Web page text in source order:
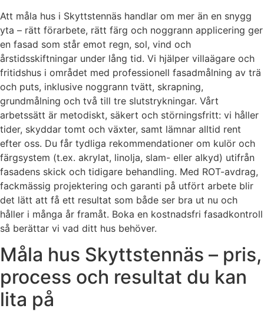
Att måla hus i Skyttstennäs handlar om mer än en snygg
yta – rätt förarbete, rätt färg och noggrann applicering ger
en fasad som står emot regn, sol, vind och
årstidsskiftningar under lång tid. Vi hjälper villaägare och
fritidshus i området med professionell fasadmålning av trä
och puts, inklusive noggrann tvätt, skrapning,
grundmålning och två till tre slutstrykningar. Vårt
arbetssätt är metodiskt, säkert och störningsfritt: vi håller
tider, skyddar tomt och växter, samt lämnar alltid rent
efter oss. Du får tydliga rekommendationer om kulör och
färgsystem (t.ex. akrylat, linolja, slam- eller alkyd) utifrån
fasadens skick och tidigare behandling. Med ROT-avdrag,
fackmässig projektering och garanti på utfört arbete blir
det lätt att få ett resultat som både ser bra ut nu och
håller i många år framåt. Boka en kostnadsfri fasadkontroll
så berättar vi vad ditt hus behöver.
Måla hus Skyttstennäs – pris,
process och resultat du kan
lita på